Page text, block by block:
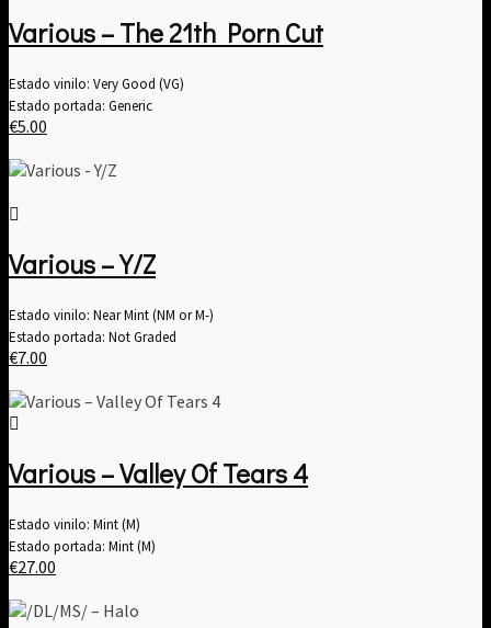
Various – The 21th Porn Cut
Estado vinilo: Very Good (VG)
Estado portada: Generic
€5.00
Various – Y/Z
Estado vinilo: Near Mint (NM or M-)
Estado portada: Not Graded
€7.00
Various ‎– Valley Of Tears 4
Estado vinilo: Mint (M)
Estado portada: Mint (M)
€27.00